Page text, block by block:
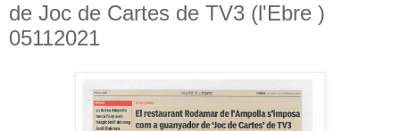
de Joc de Cartes de TV3 (l'Ebre )
05112021